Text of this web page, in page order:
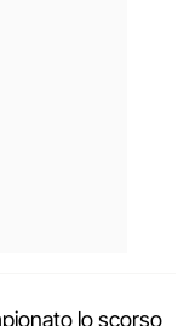
lo scorso